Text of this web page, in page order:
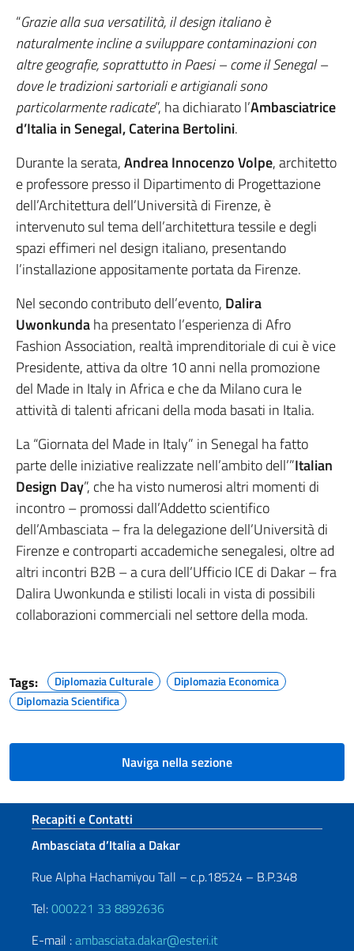
“Grazie alla sua versatilità, il design italiano è
naturalmente incline a sviluppare contaminazioni con
altre geografie, soprattutto in Paesi – come il Senegal –
dove le tradizioni sartoriali e artigianali sono
particolarmente radicate”, ha dichiarato l’Ambasciatrice
d’Italia in Senegal, Caterina Bertolini.
Durante la serata,Andrea Innocenzo Volpe, architetto
e professore presso il Dipartimento di Progettazione
dell’Architettura dell’Università di Firenze, è
intervenuto sul tema dell’architettura tessile e degli
spazi effimeri nel design italiano, presentando
l’installazione appositamente portata da Firenze.
Nel secondo contributo dell’evento, Dalira
Uwonkundaha presentato l’esperienza di Afro
Fashion Association, realtà imprenditoriale di cui è vice
Presidente, attiva da oltre 10 anni nella promozione
del Made in Italy in Africa e che da Milano cura le
attività di talenti africani della moda basati in Italia.
La “Giornata del Made in Italy” in Senegal ha fatto
parte delle iniziative realizzate nell’ambito dell’”Italian
Design Day”, che ha visto numerosi altri momenti di
incontro – promossi dall’Addetto scientifico
dell’Ambasciata – fra la delegazione dell’Università di
Firenze e controparti accademiche senegalesi, oltre ad
altri incontri B2B – a cura dell’Ufficio ICE di Dakar – fra
Dalira Uwonkunda e stilisti locali in vista di possibili
collaborazioni commerciali nel settore della moda.
Tags: Diplomazia Culturale
Diplomazia Economica
Diplomazia Scientifica
Naviga nella sezione
Sezione footer
Recapiti e Contatti
Ambasciata d’Italia a Dakar
Rue Alpha Hachamiyou Tall – c.p.18524 – B.P.348
Tel:000221 33 8892636
E-mail :ambasciata.dakar@esteri.it